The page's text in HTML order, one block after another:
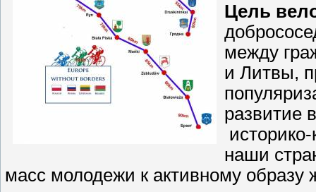
Цель
между
и Литвы,
развитие
наши
масс молодежи к активному образу